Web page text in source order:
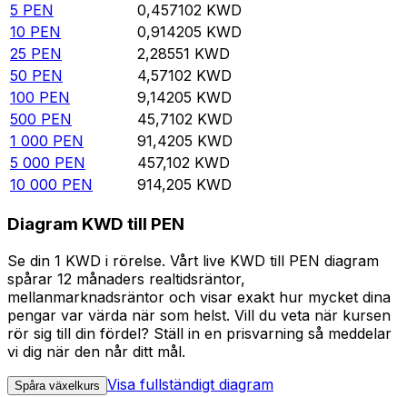
5 PEN 0,457102 KWD
10 PEN 0,914205 KWD
25 PEN 2,28551 KWD
50 PEN 4,57102 KWD
100 PEN 9,14205 KWD
500 PEN 45,7102 KWD
1 000 PEN 91,4205 KWD
5 000 PEN 457,102 KWD
10 000 PEN 914,205 KWD
Diagram KWD till PEN
Se din 1 KWD i rörelse. Vårt live KWD till PEN diagram
spårar 12 månaders realtidsräntor,
mellanmarknadsräntor och visar exakt hur mycket dina
pengar var värda när som helst. Vill du veta när kursen
rör sig till din fördel? Ställ in en prisvarning så meddelar
vi dig när den når ditt mål.
Spåra växelkurs Visa fullständigt diagram